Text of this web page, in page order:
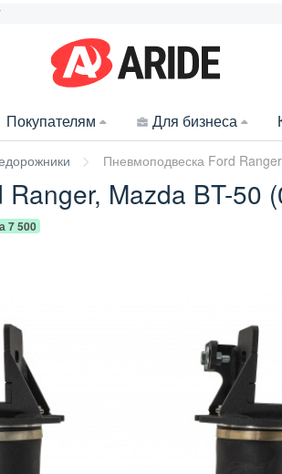
Покупателям Для бизнеса
Пневмоподвеска Ford
Mazda BT-50
7 500